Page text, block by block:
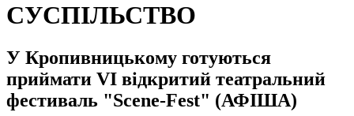
СУСПІЛЬСТВО
У Кропивницькому готуються
приймати VI відкритий театральний
фестиваль "Scene-Fest" (АФІША)